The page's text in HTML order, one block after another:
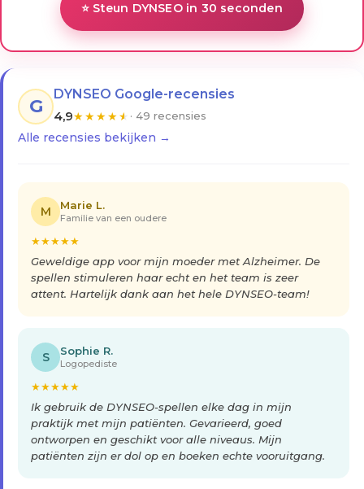
⭐ Steun DYNSEO in 30 seconden
G
DYNSEO Google-recensies
4,9★★★★★ · 49 recensies
Alle recensies bekijken →
M Marie L.
Familie van een oudere
★★★★★
Geweldige app voor mijn moeder met Alzheimer. De
spellen stimuleren haar echt en het team is zeer
attent. Hartelijk dank aan het hele DYNSEO-team!
S Sophie R.
Logopediste
★★★★★
Ik gebruik de DYNSEO-spellen elke dag in mijn
praktijk met mijn patiënten. Gevarieerd, goed
ontworpen en geschikt voor alle niveaus. Mijn
patiënten zijn er dol op en boeken echte vooruitgang.